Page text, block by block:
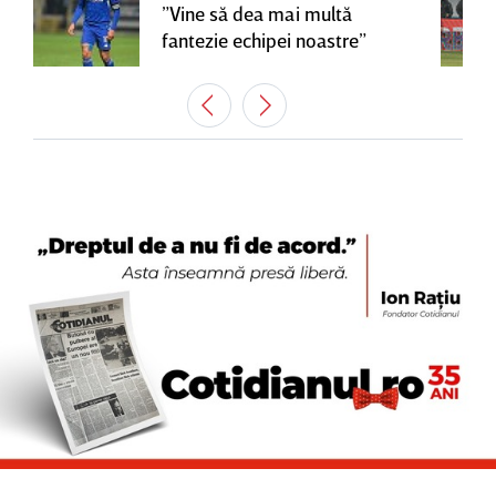
”Vine să dea mai multă
fantezie echipei noastre”